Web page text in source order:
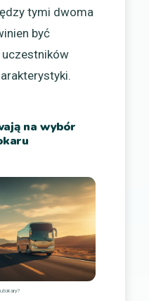
tymi dwoma
być
uczestników
na wybór